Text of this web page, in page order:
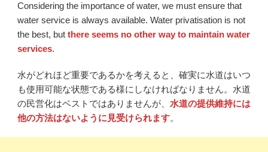
Considering the importance of water, we must ensure that
water service is always available. Water privatisation is not
the best, but there seems no other way to maintain water
services.
水がどれほど重要であるかを考えると、確実に水道はいつ
も使用可能な状態である様にしなければなりません。水道
の民営化はベストではありませんが、 水道の提供維持には
他の方法はないように見受けられます。